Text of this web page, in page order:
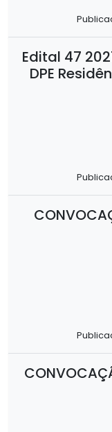
Edital 47
DPE